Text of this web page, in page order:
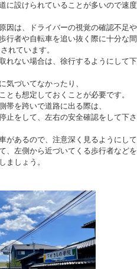
に設けられていることが多いので速
因は、ドライバーの視覚の確認不足
行者や自転車を追い抜く際に十分な
れています。
れない場合は、徐行するようにして
気づいてなかったり、
とも想定しておくことが必要です。
帯を跨いで道路に出る際は、
止をして、左右の安全確認をして下
があるので、注意深く見るようにし
、左側から近づいてくる歩行者など
ましょう。